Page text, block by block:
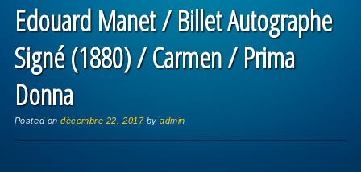
Edouard Manet / Billet Autographe
Signé (1880) / Carmen / Prima
Donna
Posted ondécembre 22, 2017 byadmin